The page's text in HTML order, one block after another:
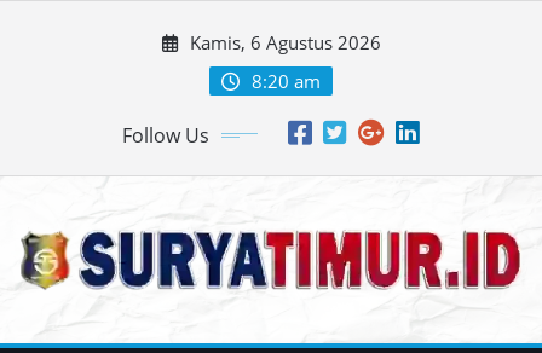
Kamis, 6 Agustus 2026
8:20 am
Follow Us